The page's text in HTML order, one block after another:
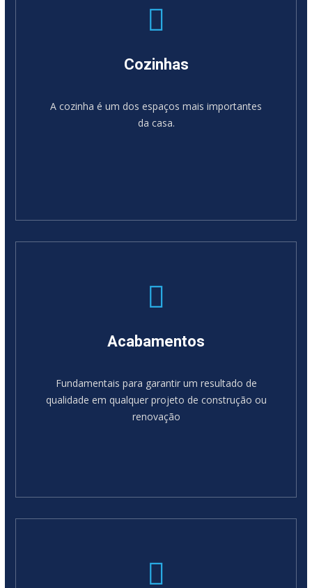
Cozinhas
A cozinha é um dos espaços mais importantes
da casa.
Acabamentos
Fundamentais para garantir um resultado de
qualidade em qualquer projeto de construção ou
renovação
SABER MAIS